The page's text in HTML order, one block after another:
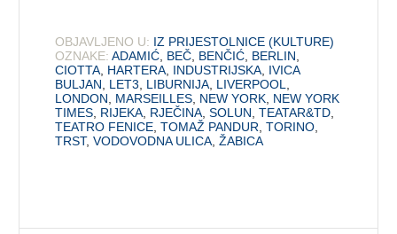
OBJAVLJENO U: IZ PRIJESTOLNICE (KULTURE)
OZNAKE: ADAMIĆ BEČ BENČIĆ BERLIN
CIOTTA HARTERA INDUSTRIJSKA IVICA
BULJAN
LET3 LIBURNIJA LIVERPOOL
LONDON
MARSEILLES NEW YORK NEW YORK
TIMES RIJEKA RJEČINA ,SOLUN ,TEATAR&TD
TEATRO FENICE ,TOMAŽ PANDUR ,TORINO
TRST,VODOVODNA ULICA ,ŽABICA